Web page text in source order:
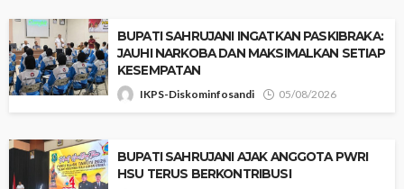
BUPATI SAHRUJANI INGATKAN PASKIBRAKA:
JAUHI NARKOBA DAN MAKSIMALKAN SETIAP
KESEMPATAN
IKPS-Diskominfosandi 05/08/2026
BUPATI SAHRUJANI AJAK ANGGOTA PWRI
HSU TERUS BERKONTRIBUSI